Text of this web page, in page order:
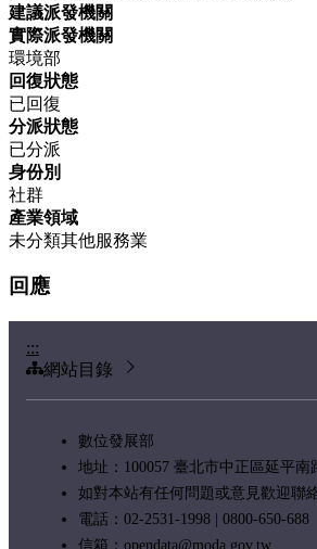
建議派發機關
實際派發機關
環境部
回復狀態
已回復
分派狀態
已分派
身份別
社群
產業領域
未分類其他服務業
回應
:::
網站目錄
數位發展部
地址：100057 臺北市中正區延平南
如對本站有任何問題或意見歡迎聯
電話：02-2531-1998 | 0800-650-688
信箱： opendata@moda.gov.tw